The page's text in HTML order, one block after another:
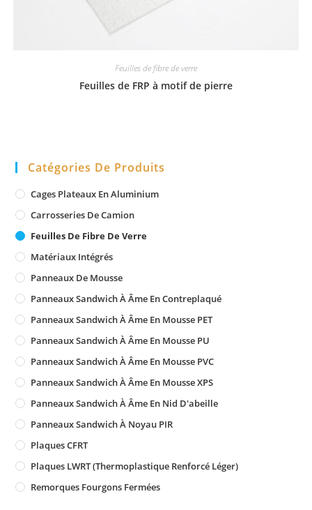
Feuilles de fibre de verre
Feuilles de FRP à motif de pierre
Catégories De Produits
Cages Plateaux En Aluminium
Carrosseries De Camion
Feuilles De Fibre De Verre
Matériaux Intégrés
Panneaux De Mousse
Panneaux Sandwich À Âme En Contreplaqué
Panneaux Sandwich À Âme En Mousse PET
Panneaux Sandwich À Âme En Mousse PU
Panneaux Sandwich À Âme En Mousse PVC
Panneaux Sandwich À Âme En Mousse XPS
Panneaux Sandwich À Âme En Nid D'abeille
Panneaux Sandwich À Noyau PIR
Plaques CFRT
Plaques LWRT (Thermoplastique Renforcé Léger)
Remorques Fourgons Fermées